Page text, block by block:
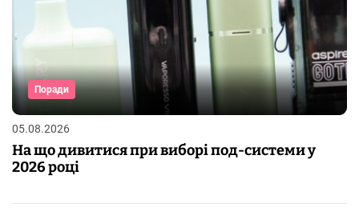
Поради
05.08.2026
На що дивитися при виборі под-системи у
2026 році